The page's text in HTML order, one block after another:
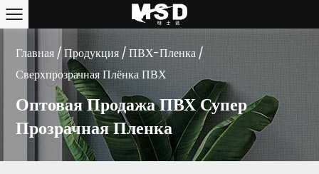
Главная/Продукция/ПВХ-Пленка/
Сверхпрозрачная Плёнка ПВХ
Оптовая Продажа ПВХ Супер
Прозрачная Пленка